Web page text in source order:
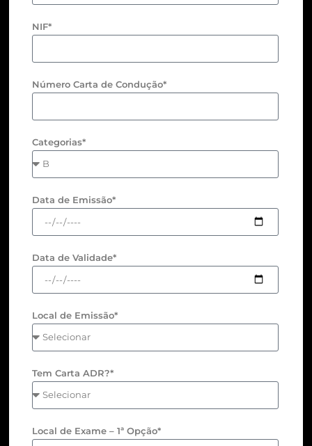
NIF*
Número Carta de Condução*
Categorias*
Data de Emissão*
Data de Validade*
Local de Emissão*
Tem Carta ADR?*
Local de Exame – 1ª Opção*